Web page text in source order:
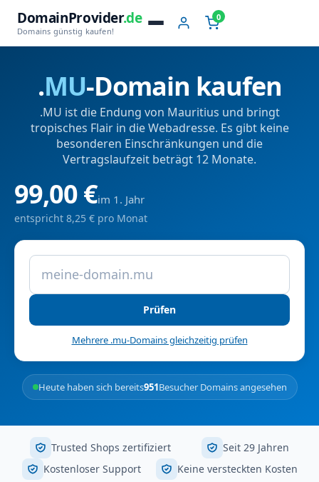
DomainProvider.de
Domains günstig kaufen!
0
.MU-Domain kaufen
.MU ist die Endung von Mauritius und bringt
tropisches Flair in die Webadresse. Es gibt keine
besonderen Einschränkungen und die
Vertragslaufzeit beträgt 12 Monate.
99,00 €im 1. Jahr
entspricht 8,25 € pro Monat
Prüfen
Mehrere .mu-Domains gleichzeitig prüfen
Heute haben sich bereits951Besucher Domains angesehen
Trusted Shops zertifiziert
Seit 29 Jahren
Kostenloser Support
Keine versteckten Kosten